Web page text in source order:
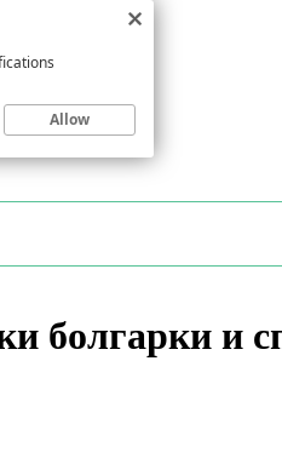
болгарки и
Allow